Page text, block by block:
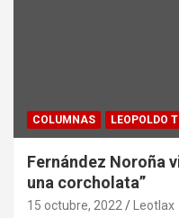
COLUMNAS LEOPOLDO
Fernández Noroña
una corcholata”
15 octubre, 2022 Leotlax